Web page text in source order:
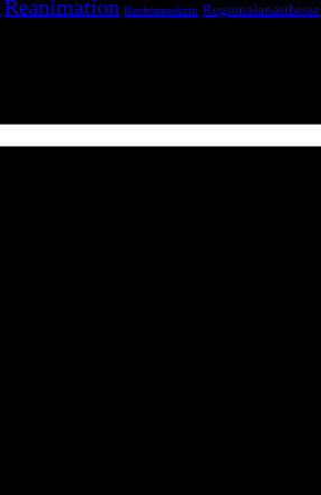
Reanimation Rechtsmedizin Regionalanästhesie